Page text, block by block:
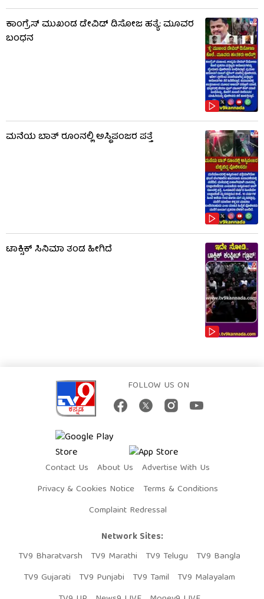
ಕಾಂಗ್ರೆಸ್ ಮುಖಂಡ ಡೇವಿಡ್ ಡಿಸೋಜ ಹತ್ಯೆ: ಮೂವರ
ಬಂಧನ
ಮನೆಯ ಬಾತ್ ರೂಂನಲ್ಲಿ ಅಸ್ಥಿಪಂಜರ ಪತ್ತೆ
ಟಾಕ್ಸಿಕ್​​​ ಸಿನಿಮಾ ತಂಡ ಹೀಗಿದೆ
FOLLOW US ON
Contact Us About Us
Advertise With Us
Privacy & Cookies Notice
Terms & Conditions
Complaint Redressal
Network Sites:
TV9 Bharatvarsh
TV9 Marathi TV9 Telugu
TV9 Bangla
TV9 Gujarati
TV9 Punjabi TV9 Tamil
TV9 Malayalam